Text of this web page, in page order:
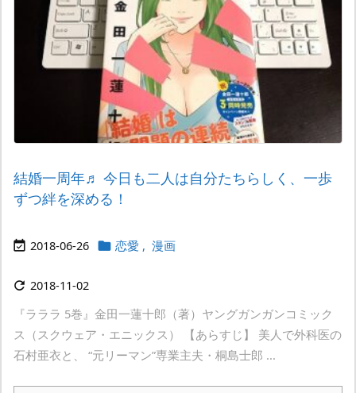
結婚一周年♬ 今日も二人は自分たちらしく、一歩
ずつ絆を深める！
 2018-06-26  恋愛 , 漫画
 2018-11-02
『ラララ 5巻』金田一蓮十郎（著）ヤングガンガンコミック
ス（スクウェア・エニックス） 【あらすじ】 美人で外科医の
石村亜衣と、 “元リーマン”専業主夫・桐島士郎 ...